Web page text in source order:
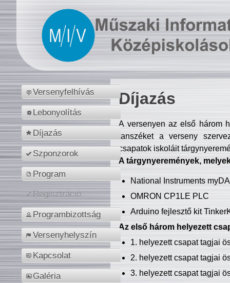
Versenyfelhívás
Lebonyolítás
Díjazás
Szponzorok
Program
Regisztráció
Programbizottság
Versenyhelyszín
Kapcsolat
Galéria
Díjazás
A versenyen az első három
tanszéket a verseny
csapatok iskoláit
A tárgynyeremények,
National Instruments
OMRON CP1LE PLC
Arduino fejlesztő kit
Az első három helyezett
1. helyezett csapat tagjai
2. helyezett csapat tagjai
3. helyezett csapat tagjai